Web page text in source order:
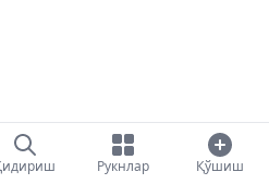
Рукнлар Қўшиш